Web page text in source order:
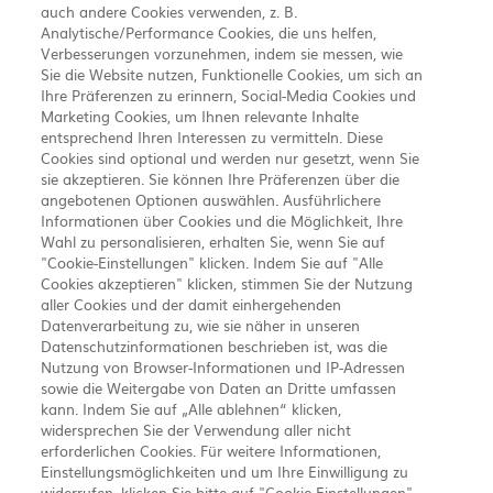
Chugai Pharma Germany GmbH Amelia-Mary-Earhart-
Straße 11b 60549 Frankfurt am Main
CHUGAI PHARMA GERMANY GMBH legt großen Wert auf die Richtigkeit,
auch andere Cookies verwenden, z. B.
Analytische/Performance Cookies, die uns helfen,
Verbesserungen vorzunehmen, indem sie messen, wie
Sie die Website nutzen, Funktionelle Cookies, um sich an
Ihre Präferenzen zu erinnern, Social-Media Cookies und
Marketing Cookies, um Ihnen relevante Inhalte
entsprechend Ihren Interessen zu vermitteln. Diese
Cookies sind optional und werden nur gesetzt, wenn Sie
sie akzeptieren. Sie können Ihre Präferenzen über die
angebotenen Optionen auswählen. Ausführlichere
Informationen über Cookies und die Möglichkeit, Ihre
Wahl zu personalisieren, erhalten Sie, wenn Sie auf
"Cookie-Einstellungen" klicken. Indem Sie auf "Alle
Cookies akzeptieren" klicken, stimmen Sie der Nutzung
aller Cookies und der damit einhergehenden
Datenverarbeitung zu, wie sie näher in unseren
Datenschutzinformationen beschrieben ist, was die
Nutzung von Browser-Informationen und IP-Adressen
sowie die Weitergabe von Daten an Dritte umfassen
kann. Indem Sie auf „Alle ablehnen“ klicken,
widersprechen Sie der Verwendung aller nicht
erforderlichen Cookies. Für weitere Informationen,
Einstellungsmöglichkeiten und um Ihre Einwilligung zu